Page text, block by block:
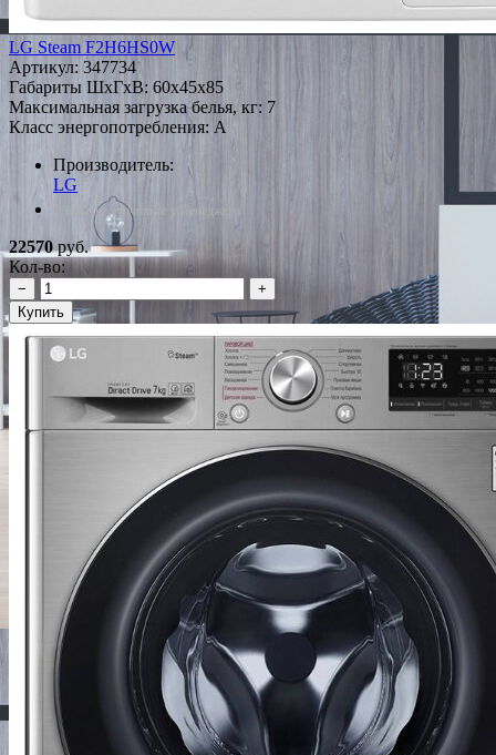
LG Steam F2H6HS0W
Артикул: 347734
Габариты ШxГxВ: 60x45x85
Максимальная загрузка белья, кг: 7
Класс энергопотребления: A
Производитель:
LG
*Наличие уточняйте у менеджера
22570руб.
Кол-во:
−
+
Купить